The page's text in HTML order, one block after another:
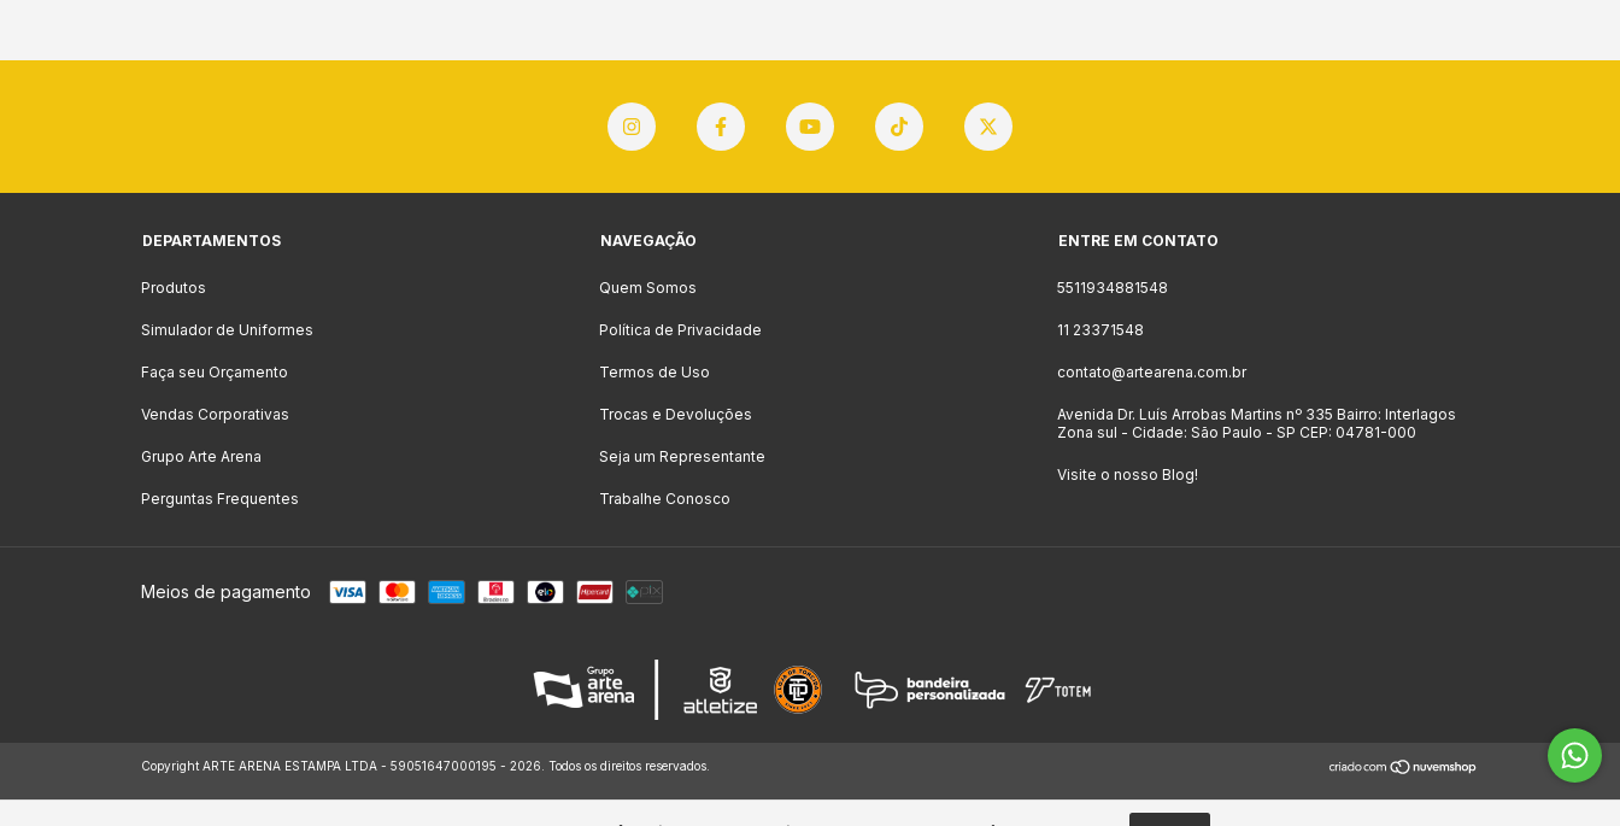
DEPARTAMENTOS
Produtos
Simulador de Uniformes
Faça seu Orçamento
Vendas Corporativas
Grupo Arte Arena
Perguntas Frequentes
NAVEGAÇÃO
Quem Somos
Política de Privacidade
Termos de Uso
Trocas e Devoluções
Seja um Representante
Trabalhe Conosco
ENTRE EM CONTATO
5511934881548
11 23371548
contato@artearena.com.br
Avenida Dr. Luís Arrobas Martins nº 335 Bairro: Interlagos
Zona sul - Cidade: São Paulo - SP CEP: 04781-000
Visite o nosso Blog!
Meios de pagamento
Copyright ARTE ARENA ESTAMPA LTDA - 59051647000195 - 2026. Todos os direitos reservados.